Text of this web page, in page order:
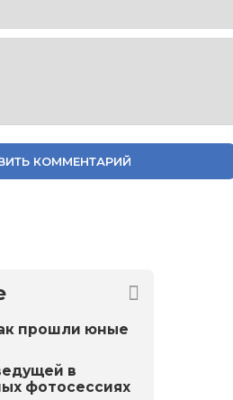
КОММЕНТАРИЙ
прошли юные
в
фотосессиях